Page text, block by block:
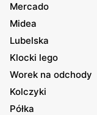
Mercado
Midea
Lubelska
Klocki lego
Worek na odchody
Kolczyki
Półka